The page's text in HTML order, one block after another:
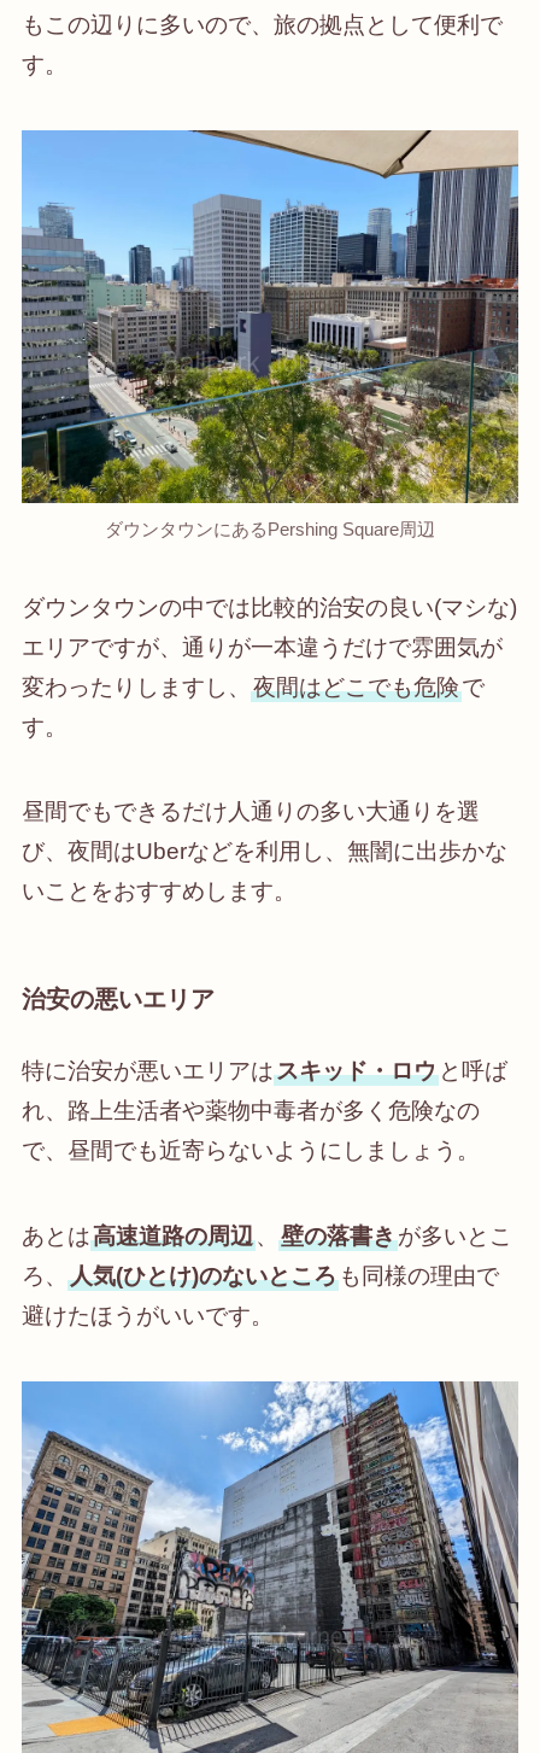
もこの辺りに多いので、旅の拠点として便利で
す。
ダウンタウンにあるPershing Square周辺
ダウンタウンの中では比較的治安の良い(マシな)
エリアですが、通りが一本違うだけで雰囲気が
変わったりしますし、 夜間はどこでも危険で
す。
昼間でもできるだけ人通りの多い大通りを選
び、夜間はUberなどを利用し、無闇に出歩かな
いことをおすすめします。
治安の悪いエリア
特に治安が悪いエリアはスキッド・ロウと呼ば
れ、路上生活者や薬物中毒者が多く危険なの
で、昼間でも近寄らないようにしましょう。
あとは高速道路の周辺、 壁の落書きが多いとこ
ろ、 人気(ひとけ)のないところも同様の理由で
避けたほうがいいです。